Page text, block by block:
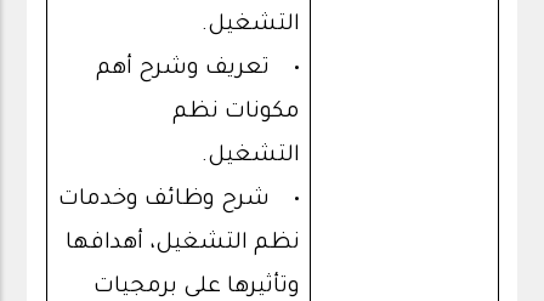
التشغيل.
• تعريف وشرح أهم
مكونات نظم
التشغيل.
• شرح وظائف وخدمات
نظم التشغيل، أهدافها
وتأثيرها على برمجيات